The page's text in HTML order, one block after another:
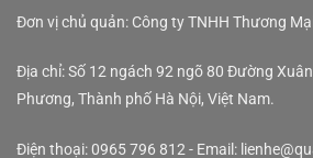
Đơn vị chủ quản: Công ty TNHH Thương
Địa chỉ: Số 12 ngách 92 ngõ 80 Đường
Phương, Thành phố Hà Nội, Việt Nam.
Điện thoại: 0965 796 812 - Email: